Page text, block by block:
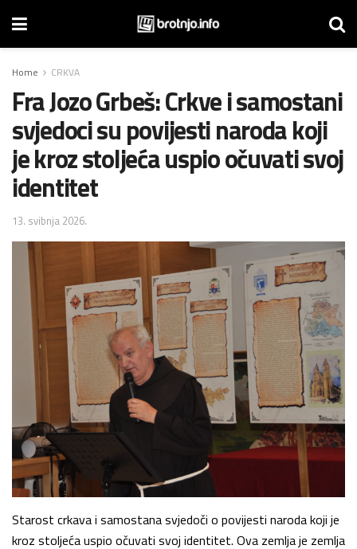
Home CRKVA
Fra Jozo Grbeš: Crkve i samostani
svjedoci su povijesti naroda koji
je kroz stoljeća uspio očuvati svoj
identitet
13. svibnja 2026.
Starost crkava i samostana svjedoči o povijesti naroda koji je
kroz stoljeća uspio očuvati svoj identitet. Ova zemlja je zemlja